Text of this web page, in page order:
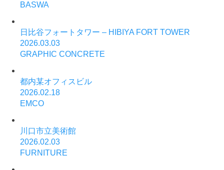
BASWA
日比谷フォートタワー – HIBIYA FORT TOWER
2026.03.03
GRAPHIC CONCRETE
都内某オフィスビル
2026.02.18
EMCO
川口市立美術館
2026.02.03
FURNITURE